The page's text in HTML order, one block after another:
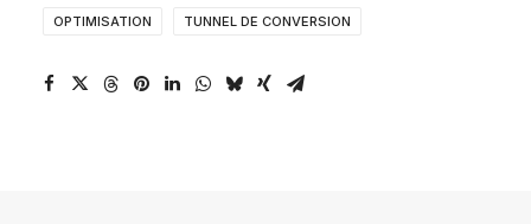
OPTIMISATION TUNNEL DE CONVERSION